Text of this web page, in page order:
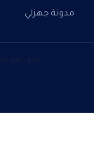
مدونة جهزلي